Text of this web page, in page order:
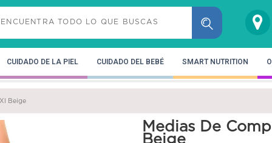
CUIDADO DE LA PIEL CUIDADO DEL BEBÉ SMART NUTRITION
Beige
Medias De
Beige